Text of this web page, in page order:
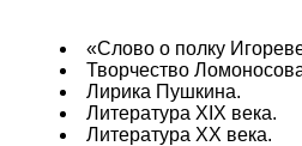
«Слово о полку
Творчество
Лирика Пушкина.
Литература XIX века.
Литература XX века.